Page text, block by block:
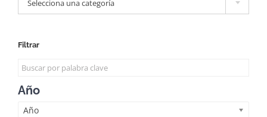
Selecciona una categoría
Filtrar
Año
Año